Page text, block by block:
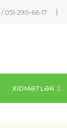
/051-290-66-17
XIDMƏTLƏR